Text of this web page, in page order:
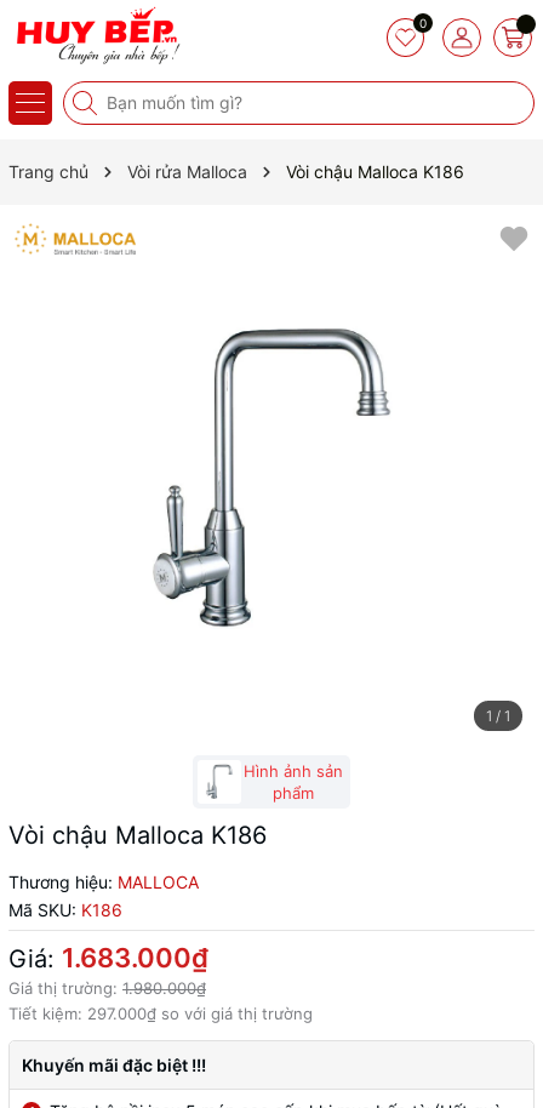
0
Trang chủ Vòi rửa Malloca Vòi chậu Malloca K186
1 / 1
Hình ảnh sản
phẩm
Vòi chậu Malloca K186
Thương hiệu: MALLOCA
Mã SKU: K186
Giá: 1.683.000₫
Giá thị trường: 1.980.000₫
Tiết kiệm: 297.000₫ so với giá thị trường
Khuyến mãi đặc biệt !!!